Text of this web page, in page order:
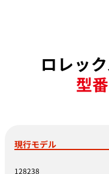
ロレッ
型
現行モデル
128238